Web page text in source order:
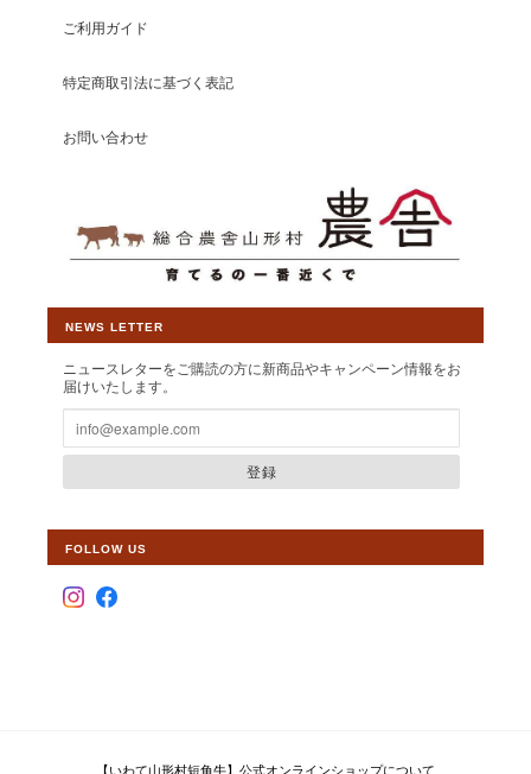
ヒレとロースしかまだ食べてませんが、ヒレは赤身とは思えない
ほど柔らかく美味でした。 ロースはレアで食したら少々歯応えが
て、美味しかったです。
この度は素敵なレビューをいただきまし
ご利用ガイド
特定商取引法に基づく表記
お問い合わせ
NEWS LETTER
ニュースレターをご購読の方に新商品やキャンペーン情報をお
届けいたします。
登録
FOLLOW US
【いわて山形村短角牛】公式オンラインショップについて